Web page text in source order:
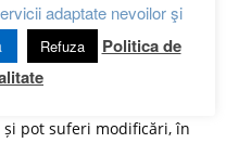
de termoficare
pot suferi modificări, în
adaptate nevoilor şi
Refuza
Politica de